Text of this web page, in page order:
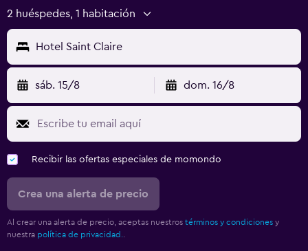
2 huéspedes, 1 habitación
Hotel Saint Claire
sáb. 15/8 dom. 16/8
Recibir las ofertas especiales de momondo
Crea una alerta de precio
Al crear una alerta de precio, aceptas nuestros términos y condiciones y
nuestra política de privacidad.